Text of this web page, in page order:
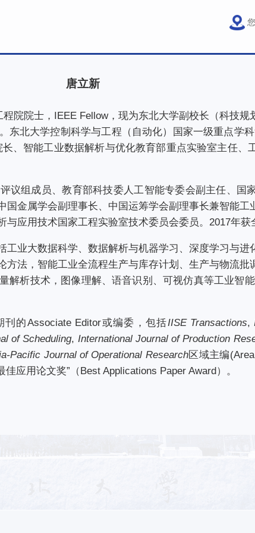
唐立新
院院士，IEEE Fellow，现为东北大学副校长（科技
东北大学控制科学与工程（自动化）国家一级重点学
、智能工业数据解析与优化教育部重点实验室主任、
议组成员、教育部科技委人工智能专委会副主任、国
金属学会副理事长、中国运筹学会副理事长兼智能工
应用技术国家工程实验室技术委员会委员。2017年获
业大数据科学、数据解析与机器学习、深度学习与
法，智能工业全流程生产与库存计划、生产与物流批
解析技术，图像理解、语音识别、可视仿真等工业智
的Associate Editor或编委，包括IISE Transactions,
of Scheduling, International Journal of Production
Pacific Journal of Operational Research区域主编
佳应用论文奖”（Best Applications Paper Award）。